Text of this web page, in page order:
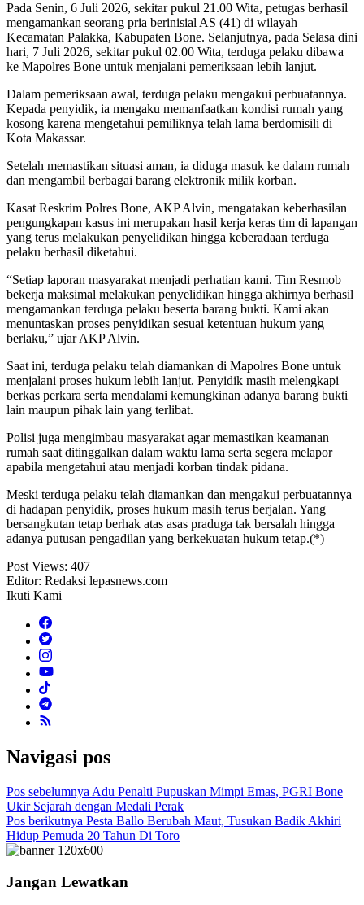
Pada Senin, 6 Juli 2026, sekitar pukul 21.00 Wita, petugas berhasil
mengamankan seorang pria berinisial AS (41) di wilayah
Kecamatan Palakka, Kabupaten Bone. Selanjutnya, pada Selasa dini
hari, 7 Juli 2026, sekitar pukul 02.00 Wita, terduga pelaku dibawa
ke Mapolres Bone untuk menjalani pemeriksaan lebih lanjut.
Dalam pemeriksaan awal, terduga pelaku mengakui perbuatannya.
Kepada penyidik, ia mengaku memanfaatkan kondisi rumah yang
kosong karena mengetahui pemiliknya telah lama berdomisili di
Kota Makassar.
Setelah memastikan situasi aman, ia diduga masuk ke dalam rumah
dan mengambil berbagai barang elektronik milik korban.
Kasat Reskrim Polres Bone, AKP Alvin, mengatakan keberhasilan
pengungkapan kasus ini merupakan hasil kerja keras tim di lapangan
yang terus melakukan penyelidikan hingga keberadaan terduga
pelaku berhasil diketahui.
“Setiap laporan masyarakat menjadi perhatian kami. Tim Resmob
bekerja maksimal melakukan penyelidikan hingga akhirnya berhasil
mengamankan terduga pelaku beserta barang bukti. Kami akan
menuntaskan proses penyidikan sesuai ketentuan hukum yang
berlaku,” ujar AKP Alvin.
Saat ini, terduga pelaku telah diamankan di Mapolres Bone untuk
menjalani proses hukum lebih lanjut. Penyidik masih melengkapi
berkas perkara serta mendalami kemungkinan adanya barang bukti
lain maupun pihak lain yang terlibat.
Polisi juga mengimbau masyarakat agar memastikan keamanan
rumah saat ditinggalkan dalam waktu lama serta segera melapor
apabila mengetahui atau menjadi korban tindak pidana.
Meski terduga pelaku telah diamankan dan mengakui perbuatannya
di hadapan penyidik, proses hukum masih terus berjalan. Yang
bersangkutan tetap berhak atas asas praduga tak bersalah hingga
adanya putusan pengadilan yang berkekuatan hukum tetap.(*)
Post Views: 407
Editor: Redaksi lepasnews.com
Ikuti Kami
Navigasi pos
Pos sebelumnya Adu Penalti Pupuskan Mimpi Emas, PGRI Bone
Ukir Sejarah dengan Medali Perak
Pos berikutnya Pesta Ballo Berubah Maut, Tusukan Badik Akhiri
Hidup Pemuda 20 Tahun Di Toro
Jangan Lewatkan